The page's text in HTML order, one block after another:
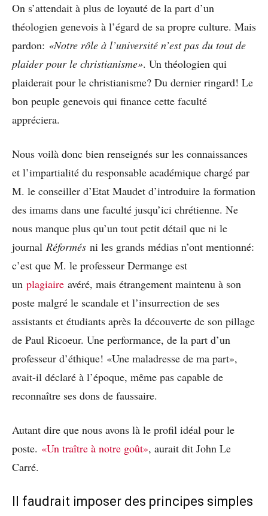
On s’attendait à plus de loyauté de la part d’un
théologien genevois à l’égard de sa propre culture. Mais
pardon: «Notre rôle à l’université n’est pas du tout de
plaider pour le christianisme». Un théologien qui
plaiderait pour le christianisme? Du dernier ringard! Le
bon peuple genevois qui finance cette faculté
appréciera.
Nous voilà donc bien renseignés sur les connaissances
et l’impartialité du responsable académique chargé par
M. le conseiller d’Etat Maudet d’introduire la formation
des imams dans une faculté jusqu’ici chrétienne. Ne
nous manque plus qu’un tout petit détail que ni le
journal Réformés ni les grands médias n’ont mentionné:
c’est que M. le professeur Dermange est
un plagiaire avéré, mais étrangement maintenu à son
poste malgré le scandale et l’insurrection de ses
assistants et étudiants après la découverte de son pillage
de Paul Ricoeur. Une performance, de la part d’un
professeur d’éthique! «Une maladresse de ma part»,
avait-il déclaré à l’époque, même pas capable de
reconnaître ses dons de faussaire.
Autant dire que nous avons là le profil idéal pour le
poste. «Un traître à notre goût», aurait dit John Le
Carré.
Il faudrait imposer des principes simples